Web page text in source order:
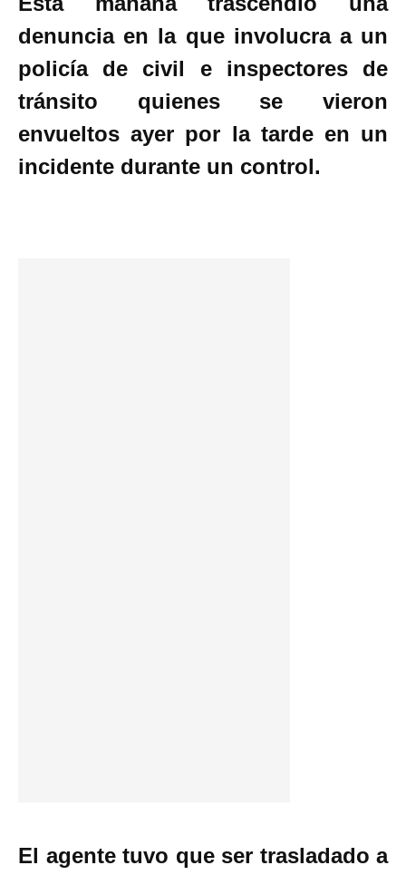
b
o
o
k
er s
A
p
p
ar
tir
denuncia en la que involucra a un
policía de civil e inspectores de
tránsito quienes se vieron
envueltos ayer por la tarde en un
incidente durante un control.
El agente tuvo que ser trasladado a